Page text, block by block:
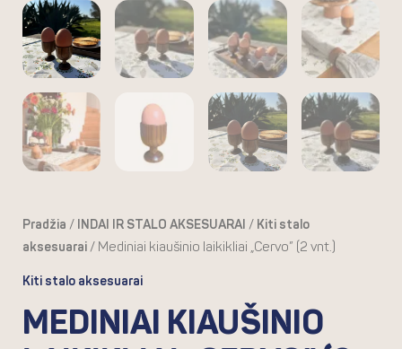
Pradžia / INDAI IR STALO AKSESUARAI / Kiti stalo
aksesuarai/ Mediniai kiaušinio laikikliai „Cervo” (2 vnt.)
Kiti stalo aksesuarai
MEDINIAI KIAUŠINIO